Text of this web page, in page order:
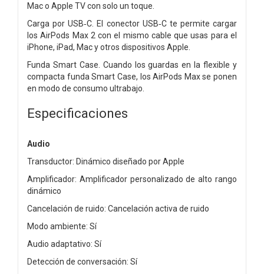
Mac o Apple TV con solo un toque.
Carga por USB‑C. El conector USB‑C te permite cargar
los AirPods Max 2 con el mismo cable que usas para el
iPhone, iPad, Mac y otros dispositivos Apple.
Funda Smart Case. Cuando los guardas en la flexible y
compacta funda Smart Case, los AirPods Max se ponen
en modo de consumo ultrabajo.
Especificaciones
Audio
Transductor: Dinámico diseñado por Apple
Amplificador: Amplificador personalizado de alto rango
dinámico
Cancelación de ruido: Cancelación activa de ruido
Modo ambiente: Sí
Audio adaptativo: Sí
Detección de conversación: Sí